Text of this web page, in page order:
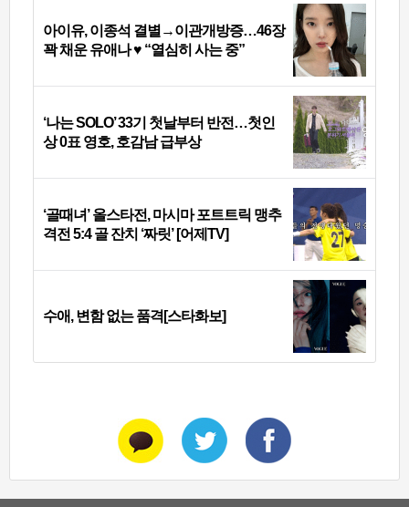
아이유, 이종석 결별→이관개방증…46장
꽉 채운 유애나 ♥ “열심히 사는 중”
‘나는 SOLO’ 33기 첫날부터 반전…첫인
상 0표 영호, 호감남 급부상
‘골때녀’ 올스타전, 마시마 포트트릭 맹추
격전 5:4 골 잔치 ‘짜릿’ [어제TV]
수애, 변함 없는 품격[스타화보]